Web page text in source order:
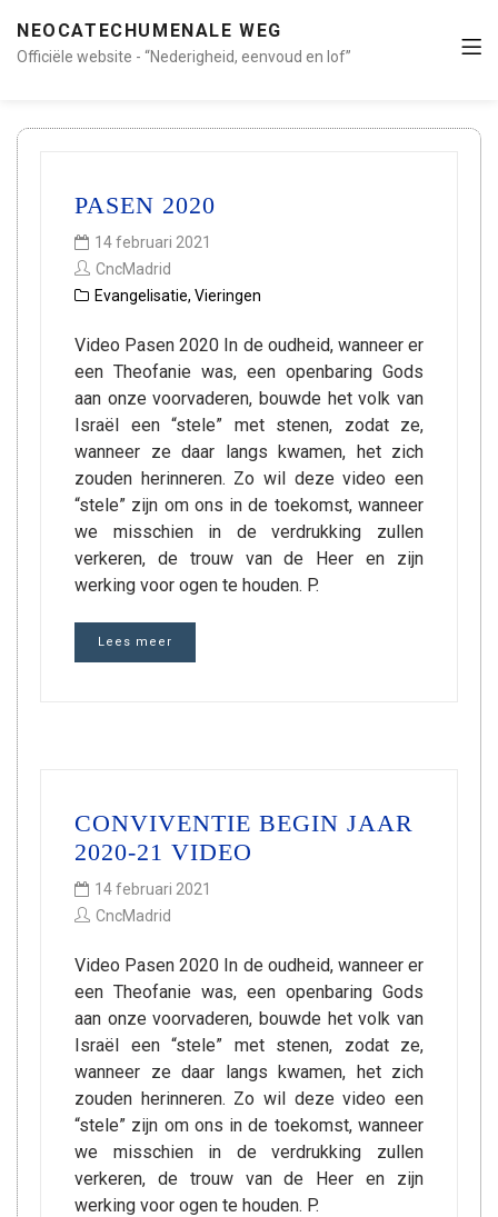
NEOCATECHUMENALE WEG
Officiële website - “Nederigheid, eenvoud en lof”
PASEN 2020
14 februari 2021
CncMadrid
Evangelisatie, Vieringen
Video Pasen 2020 In de oudheid, wanneer er
een Theofanie was, een openbaring Gods
aan onze voorvaderen, bouwde het volk van
Israël een “stele” met stenen, zodat ze,
wanneer ze daar langs kwamen, het zich
zouden herinneren. Zo wil deze video een
“stele” zijn om ons in de toekomst, wanneer
we misschien in de verdrukking zullen
verkeren, de trouw van de Heer en zijn
werking voor ogen te houden. P.
Lees meer
CONVIVENTIE BEGIN JAAR
2020-21 VIDEO
14 februari 2021
CncMadrid
Video Pasen 2020 In de oudheid, wanneer er
een Theofanie was, een openbaring Gods
aan onze voorvaderen, bouwde het volk van
Israël een “stele” met stenen, zodat ze,
wanneer ze daar langs kwamen, het zich
zouden herinneren. Zo wil deze video een
“stele” zijn om ons in de toekomst, wanneer
we misschien in de verdrukking zullen
verkeren, de trouw van de Heer en zijn
werking voor ogen te houden. P.